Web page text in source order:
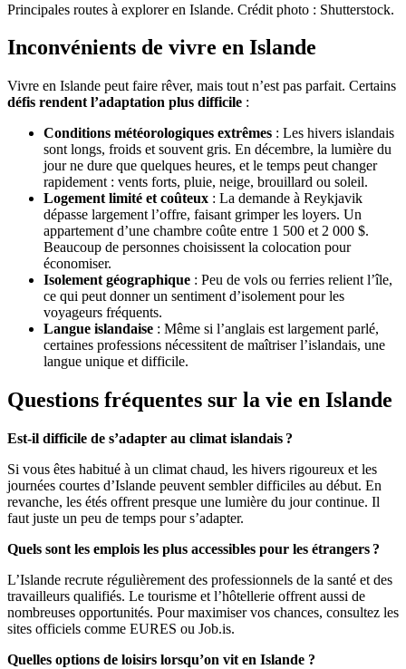
Principales routes à explorer en Islande. Crédit photo : Shutterstock.
Inconvénients de vivre en Islande
Vivre en Islande peut faire rêver, mais tout n’est pas parfait. Certains
défis rendent l’adaptation plus difficile :
Conditions météorologiques extrêmes : Les hivers islandais
sont longs, froids et souvent gris. En décembre, la lumière du
jour ne dure que quelques heures, et le temps peut changer
rapidement : vents forts, pluie, neige, brouillard ou soleil.
Logement limité et coûteux : La demande à Reykjavik
dépasse largement l’offre, faisant grimper les loyers. Un
appartement d’une chambre coûte entre 1 500 et 2 000 $.
Beaucoup de personnes choisissent la colocation pour
économiser.
Isolement géographique : Peu de vols ou ferries relient l’île,
ce qui peut donner un sentiment d’isolement pour les
voyageurs fréquents.
Langue islandaise : Même si l’anglais est largement parlé,
certaines professions nécessitent de maîtriser l’islandais, une
langue unique et difficile.
Questions fréquentes sur la vie en Islande
Est-il difficile de s’adapter au climat islandais ?
Si vous êtes habitué à un climat chaud, les hivers rigoureux et les
journées courtes d’Islande peuvent sembler difficiles au début. En
revanche, les étés offrent presque une lumière du jour continue. Il
faut juste un peu de temps pour s’adapter.
Quels sont les emplois les plus accessibles pour les étrangers ?
L’Islande recrute régulièrement des professionnels de la santé et des
travailleurs qualifiés. Le tourisme et l’hôtellerie offrent aussi de
nombreuses opportunités. Pour maximiser vos chances, consultez les
sites officiels comme EURES ou Job.is.
Quelles options de loisirs lorsqu’on vit en Islande ?